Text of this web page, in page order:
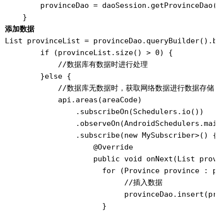
provinceDao =
    }
添加数据
List provinceList =
        if (provinceList.size() > 0) {
            //数据库有数据时进行处理
        }else {
            //数据库无数据时，获取网络数据进行数据存储
            api.areas(areaCode)
                .subscribeOn(Schedulers.io())
                .subscribe(new MySubscriber
>() {
                    @Override
                    public void onNext(List
for (Province province :
                           //插入数据
                      }